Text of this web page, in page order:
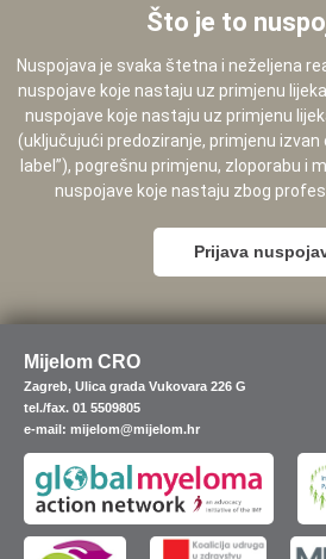
Što je to
Nuspojava je svaka štetna i neželjena
nuspojave koje nastaju uz primjenu
nuspojave koje nastaju uz primjenu
(uključujući predoziranje, primjenu
label”), pogrešnu primjenu, zloporabu i
nuspojave koje nastaju zbog
Prijava
Mijelom CRO
Zagreb, Ulica grada Vukovara 226 G
tel./fax. 01 5509805
e-mail: mijelom@mijelom.hr